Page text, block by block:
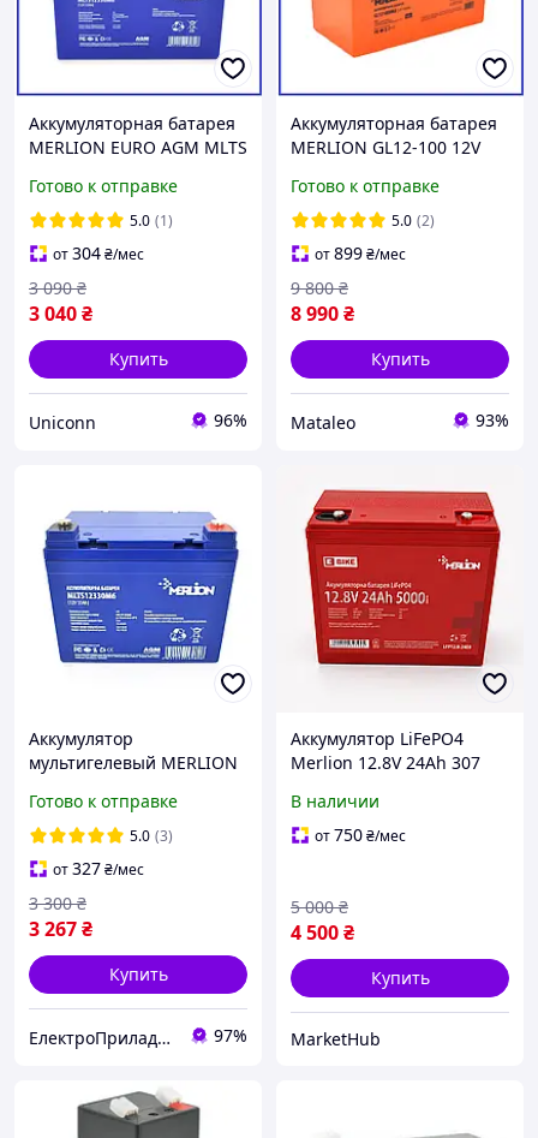
Аккумуляторная батарея
MERLION EURO AGM MLTS
(195х130х155(165)
Готово к отправке
5.0 (1)
от304₴/мес
3 040₴
3 090 ₴
Купить
Uniconn 96%
Аккумуляторная батарея
MERLION GL12-100 12V
Готово к отправке
5.0 (2)
от899₴/мес
8 990₴
9 800 ₴
Купить
Mataleo 93%
Аккумулятор
мультигелевый MERLION
AGM (for TESLA)
Готово к отправке
5.0 (3)
от327₴/мес
3 267₴
3 300 ₴
Купить
ЕлектроПриладТехСервіс 97%
Аккумулятор LiFePO4
Merlion 12.8V 24Ah 307
IP55 ресурс 5000 циклов
В наличии
от750₴/мес
4 500₴
5 000 ₴
Купить
MarketHub